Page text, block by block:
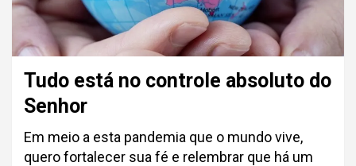
Tudo está no controle absoluto do
Senhor
Em meio a esta pandemia que o mundo vive,
quero fortalecer sua fé e relembrar que há um